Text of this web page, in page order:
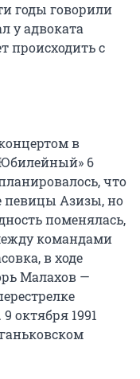
годы говорили
у адвоката
происходить с
в
6
что
певицы Азизы, но
поменялась,
командами
в ходе
Малахов —
октября 1991